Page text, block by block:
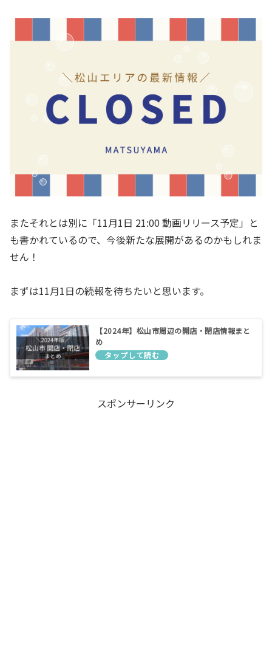
またそれとは別に「11月1日 21:00 動画リリース予定」と
も書かれているので、今後新たな展開があるのかもしれま
せん！
まずは11月1日の続報を待ちたいと思います。
【2024年】松山市周辺の開店・閉店情報まと
め
スポンサーリンク